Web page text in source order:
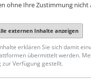
ohne Ihre Zustimmung
externen Inhalte anzeigen
erklären Sie sich damit
übermittelt werden.
Verfügung gestellt.